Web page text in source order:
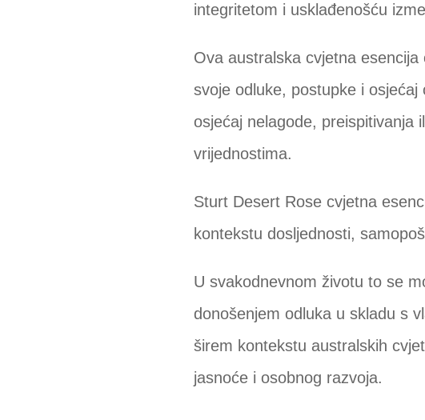
integritetom i usklađenošću
Ova australska cvjetna
svoje odluke, postupke i
osjećaj nelagode, preispitivanja
vrijednostima.
Sturt Desert Rose cvjetna
kontekstu dosljednosti,
U svakodnevnom životu to se
donošenjem odluka u skladu s
širem kontekstu australskih
jasnoće i osobnog razvoja.